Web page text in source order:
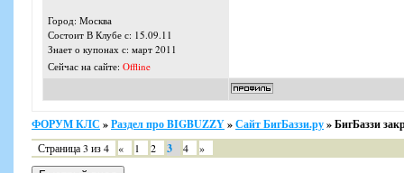
Город: Москва
Состоит В Клубе с: 15.09.11
Знает о купонах с: март 2011
Сейчас на сайте: Offline
ФОРУМ КЛС »Раздел про BIGBUZZY»Сайт БигБаззи.ру»БигБаззи
Страница3 из4 « 1 2 3 4 »